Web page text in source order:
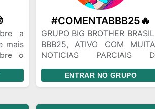
a
mais
o
#COMENTABBB25🔥
GRUPO BIG BROTHER
BBB25, ATIVO COM
NOTICIAS PARCIAIS
CONTAS GLOBOPLAY,
ENTREM E SE DIVIRTAM
ENTRAR NO GRUPO